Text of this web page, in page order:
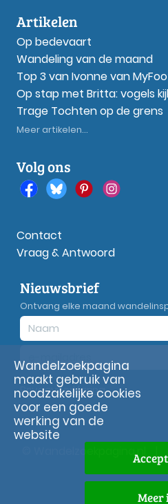
Artikelen
Op bedevaart
Wandeling van de maand
Top 3 van Ivonne van
Op stap met Britta: vogels
Trage Tochten op de grens
Meer artikelen...
Volg ons
Contact
Vraag & Antwoord
Nieuwsbrief
Ontvang elke maand
Privacyverklaring
© Wandelzoekpagina.nl
Wandelzoekpagina
maakt gebruik van
noodzakelijke cookies
voor een goede
werking van de
website
Meer